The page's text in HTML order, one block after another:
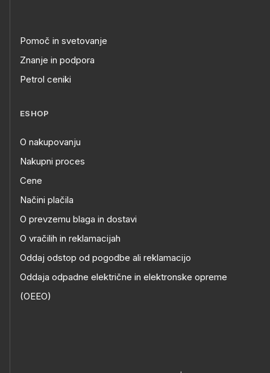
Pomoč in svetovanje
Znanje in podpora
Petrol ceniki
ESHOP
O nakupovanju
Nakupni proces
Cene
Načini plačila
O prevzemu blaga in dostavi
O vračilih in reklamacijah
Oddaj odstop od pogodbe ali reklamacijo
Oddaja odpadne električne in elektronske opreme
(OEEO)